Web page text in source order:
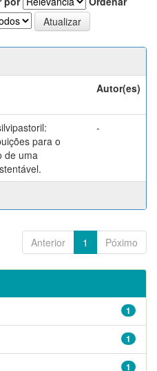
Autor(es)
para o
de uma
-
Anterior 1 Póximo
1
1
1